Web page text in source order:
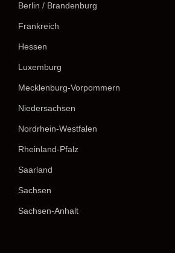
Berlin / Brandenburg
Frankreich
Hessen
Luxemburg
Mecklenburg-Vorpommern
Niedersachsen
Nordrhein-Westfalen
Rheinland-Pfalz
Saarland
Sachsen
Sachsen-Anhalt